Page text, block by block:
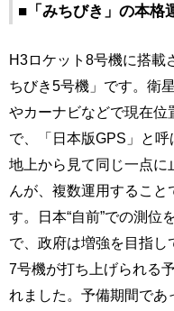
■「みちびき」の本格
H3ロケット8号機に搭載
ちびき5号機」です。衛
やカーナビなどで現在位
で、「日本版GPS」と
地上から見て同じ一点に
んが、複数運用すること
す。日本“自前”での測位
で、政府は増強を目指し
7号機が打ち上げられる
れました。予備期間であ